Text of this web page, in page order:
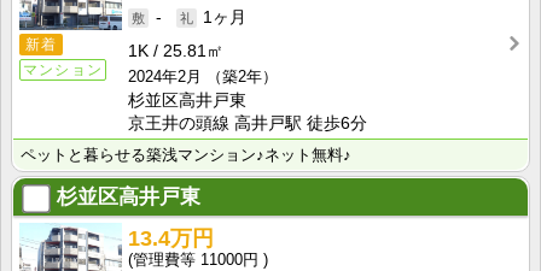
新着
マンション
-
1ヶ月
1K
25.81㎡
2024年2月
（築2年）
杉並区高井戸東
京王井の頭線 高井戸駅 徒歩6分
ペットと暮らせる築浅マンション♪ネット無料♪
杉並区高井戸東
13.4万円
11000円